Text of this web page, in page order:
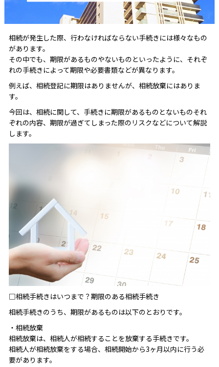
相続が発生した際、行わなければならない手続きには様々なもの
があります。
その中でも、期限があるものやないものといったように、それぞ
れの手続きによって期限や必要書類などが異なります。
例えば、相続登記に期限はありませんが、相続放棄にはありま
す。
今回は、相続に関して、手続きに期限があるものとないものそれ
ぞれの内容、期限が過ぎてしまった際のリスクなどについて解説
します。
□相続手続きはいつまで？期限のある相続手続き
相続手続きのうち、期限があるものは以下のとおりです。
・相続放棄
相続放棄は、相続人が相続することを放棄する手続きです。
相続人が相続放棄をする場合、相続開始から3ヶ月以内に行う必
要があります。